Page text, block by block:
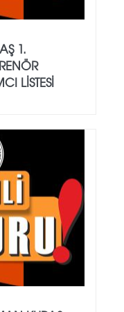
1.
LİSTESİ